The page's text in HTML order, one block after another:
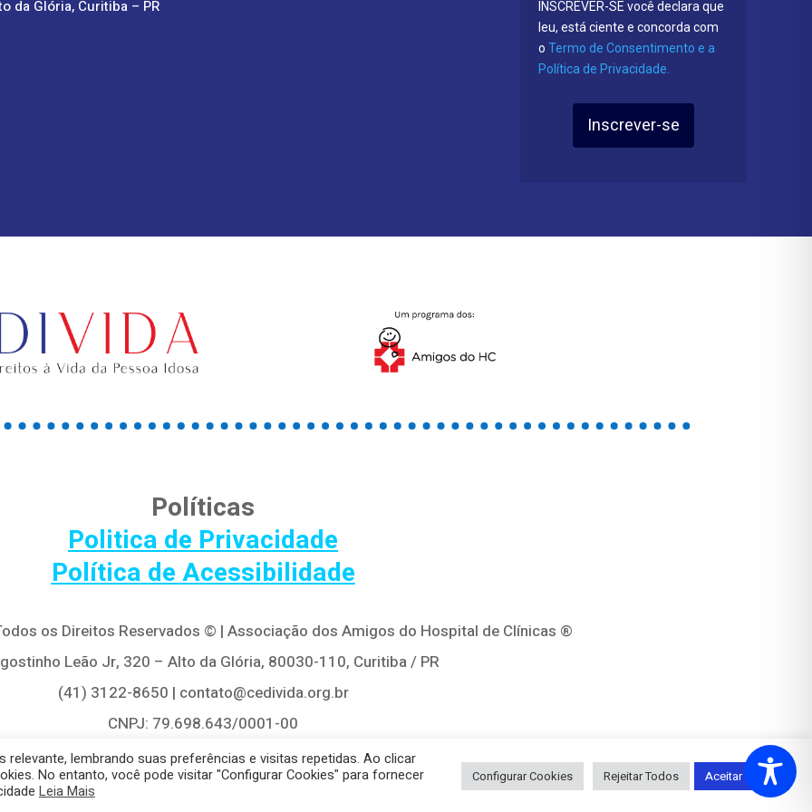
da Glória, Curitiba – PR
INSCREVER-SE você declara que
leu, está ciente e concorda com
o Termo de Consentimento e a
Política de Privacidade.
Inscrever-se
Políticas
Politica de Privacidade
Política de Acessibilidade
os Direitos Reservados © | Associação dos Amigos do Hospital de Clínicas ®
Leão Jr, 320 – Alto da Glória, 80030-110, Curitiba / PR
(41) 3122-8650 | contato@cedivida.org.br
CNPJ: 79.698.643/0001-00
lembrando suas preferências e visitas repetidas. Ao clicar
No entanto, você pode visitar "Configurar Cookies" para fornecer
Leia Mais
Configurar Cookies Rejeitar Todos Aceitar Todos